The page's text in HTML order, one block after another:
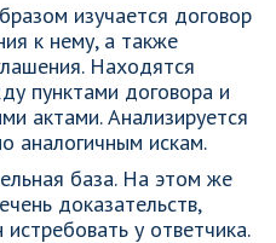
изучается договор
к нему, а также
Находятся
пунктами договора и
актами. Анализируется
аналогичным искам.
база. На этом же
доказательств,
у ответчика.